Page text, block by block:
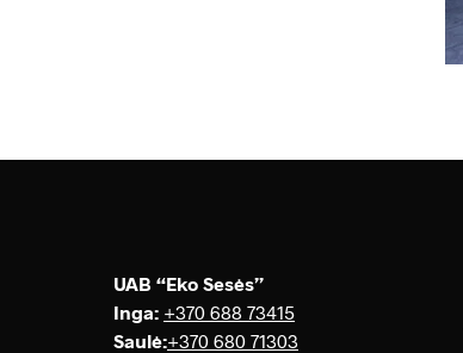
UAB “Eko Sesės”
Inga: +370 688 73415
Saulė:+370 680 71303